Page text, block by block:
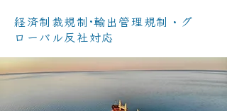
経済制裁規制·輸出管理規制・グ
ローバル反社対応